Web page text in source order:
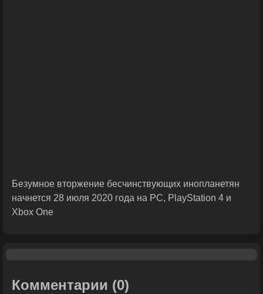
Безумное вторжение бесчинствующих инопланетян
начнется 28 июля 2020 года на PC, PlayStation 4 и
Xbox One
Комментарии (0)